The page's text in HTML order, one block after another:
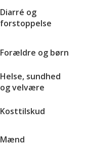
Diarré og
forstoppelse
Forældre og børn
Helse, sundhed
og velvære
Kosttilskud
Mænd